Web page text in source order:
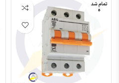
تمام شد
ه